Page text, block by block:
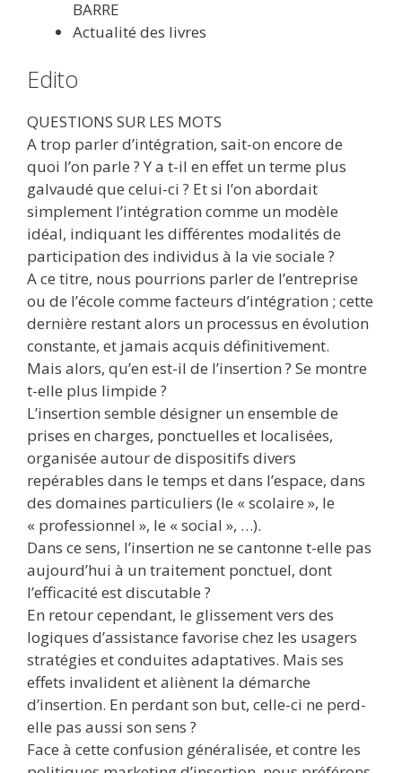
BARRE
Actualité des livres
Edito
QUESTIONS SUR LES MOTS
A trop parler d’intégration, sait-on encore de
quoi l’on parle ? Y a t-il en effet un terme plus
galvaudé que celui-ci ? Et si l’on abordait
simplement l’intégration comme un modèle
idéal, indiquant les différentes modalités de
participation des individus à la vie sociale ?
A ce titre, nous pourrions parler de l’entreprise
ou de l’école comme facteurs d’intégration ; cette
dernière restant alors un processus en évolution
constante, et jamais acquis définitivement.
Mais alors, qu’en est-il de l’insertion ? Se montre
t-elle plus limpide ?
L’insertion semble désigner un ensemble de
prises en charges, ponctuelles et localisées,
organisée autour de dispositifs divers
repérables dans le temps et dans l’espace, dans
des domaines particuliers (le « scolaire », le
« professionnel », le « social », …).
Dans ce sens, l’insertion ne se cantonne t-elle pas
aujourd’hui à un traitement ponctuel, dont
l’efficacité est discutable ?
En retour cependant, le glissement vers des
logiques d’assistance favorise chez les usagers
stratégies et conduites adaptatives. Mais ses
effets invalident et aliènent la démarche
d’insertion. En perdant son but, celle-ci ne perd-
elle pas aussi son sens ?
Face à cette confusion généralisée, et contre les